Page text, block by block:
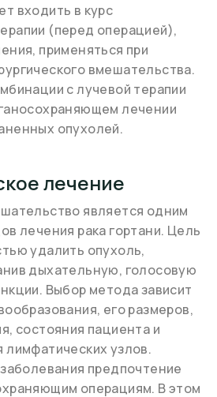
входить в курс
(перед операцией),
применяться при
вмешательства.
с лучевой терапии
лечении
опухолей.
лечение
является одним
лечения рака гортани. Цель
удалить опухоль,
дыхательную, голосовую
Выбор метода зависит
его размеров,
состояния пациента и
лимфатических узлов.
предпочтение
операциям. В этом